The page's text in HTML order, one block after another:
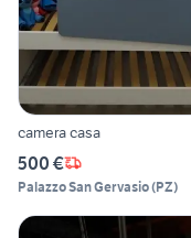
camera casa
500 €
Palazzo San Gervasio(PZ)